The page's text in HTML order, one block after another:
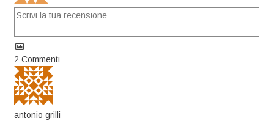
2 Commenti
antonio grilli